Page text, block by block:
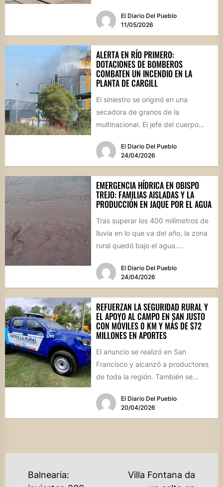
El Diario Del Pueblo
11/05/2026
ALERTA EN RÍO PRIMERO:
DOTACIONES DE BOMBEROS
COMBATEN UN INCENDIO EN LA
PLANTA DE CARGILL
El siniestro se originó en una
secadora de granos de la
multinacional. El jefe del cuerpo
El Diario Del Pueblo
24/04/2026
EMERGENCIA HÍDRICA EN OBISPO
TREJO: FAMILIAS AISLADAS Y LA
PRODUCCIÓN EN JAQUE POR EL AGUA
Tras superar los 400 milímetros de
lluvia en lo que va del año, la zona
rural quedó bajo el agua....
El Diario Del Pueblo
24/04/2026
REFUERZAN LA SEGURIDAD RURAL Y
EL APOYO AL CAMPO EN SAN JUSTO
CON MÓVILES 0 KM Y MÁS DE $72
MILLONES EN APORTES
El anuncio se realizó en San
Francisco y alcanzó a productores
de toda la región. También se
El Diario Del Pueblo
20/04/2026
NAVEGACIÓN
Balnearia:
Villa Fontana da